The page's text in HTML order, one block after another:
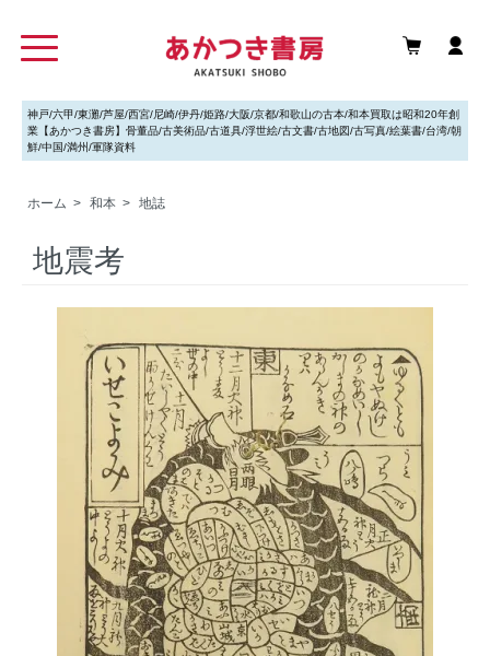
神戸/六甲/東灘/芦屋/西宮/尼崎/伊丹/姫路/大阪/京都/和歌山の古本/和本買取は昭和20年創
業【あかつき書房】骨董品/古美術品/古道具/浮世絵/古文書/古地図/古写真/絵葉書/台湾/朝
鮮/中国/満州/軍隊資料
ホーム > 和本 > 地誌
地震考